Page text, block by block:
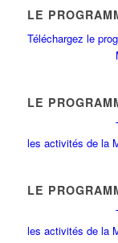
LE
Téléchargez le
LE
les activités de la
LE
les activités de la